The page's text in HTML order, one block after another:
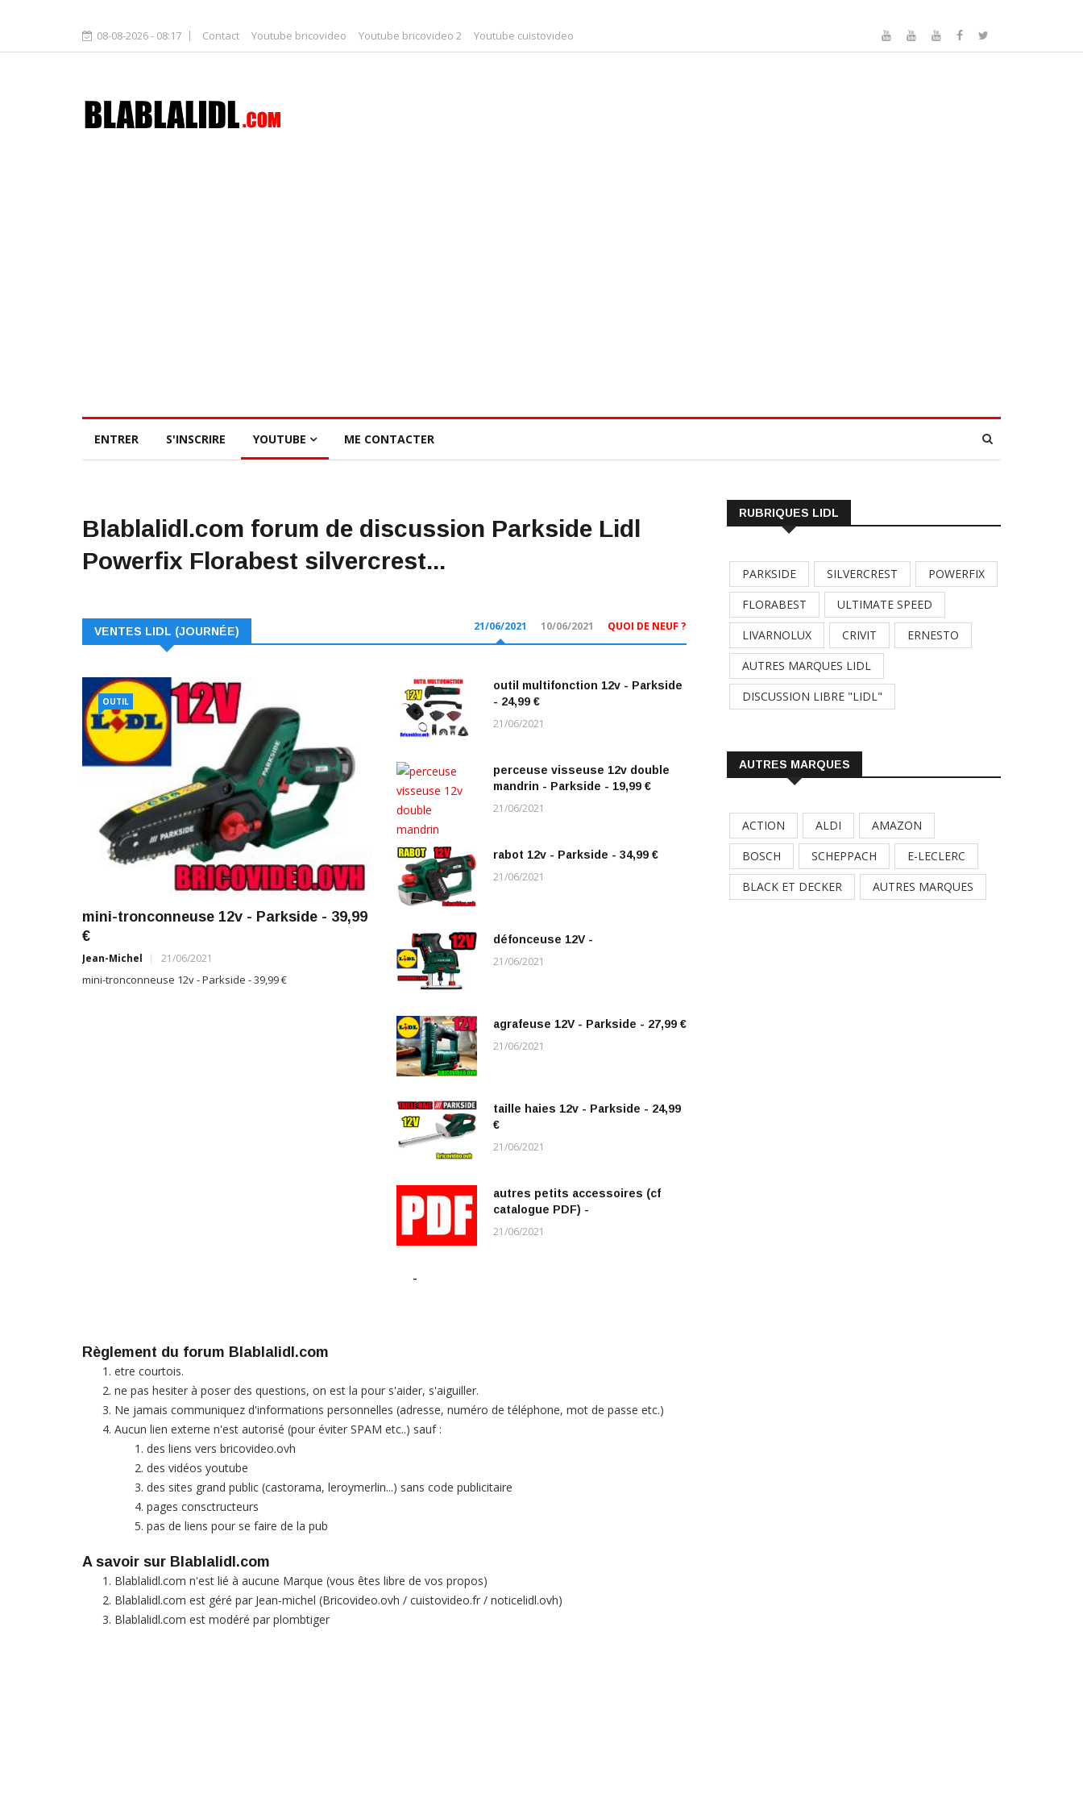
08-08-2026 - 08:17 Contact Youtube bricovideo Youtube bricovideo 2 Youtube cuistovideo
ENTRER S'INSCRIRE YOUTUBE ME CONTACTER
Blablalidl.com forum de discussion Parkside Lidl
Powerfix Florabest silvercrest...
VENTES LIDL (JOURNÉE) 21/06/2021 10/06/2021 QUOI DE NEUF ?
OUTIL
mini-tronconneuse 12v - Parkside - 39,99
€
Jean-Michel 21/06/2021
mini-tronconneuse 12v - Parkside - 39,99 €
outil multifonction 12v - Parkside
- 24,99 €
21/06/2021
perceuse visseuse 12v double
mandrin - Parkside - 19,99 €
21/06/2021
rabot 12v - Parkside - 34,99 €
21/06/2021
défonceuse 12V -
21/06/2021
agrafeuse 12V - Parkside - 27,99 €
21/06/2021
taille haies 12v - Parkside - 24,99
€
21/06/2021
autres petits accessoires (cf
catalogue PDF) -
21/06/2021
-
Règlement du forum Blablalidl.com
etre courtois.
ne pas hesiter à poser des questions, on est la pour s'aider, s'aiguiller.
Ne jamais communiquez d'informations personnelles (adresse, numéro de téléphone, mot de passe etc.)
Aucun lien externe n'est autorisé (pour éviter SPAM etc..) sauf :
des liens vers bricovideo.ovh
des vidéos youtube
des sites grand public (castorama, leroymerlin...) sans code publicitaire
pages consctructeurs
pas de liens pour se faire de la pub
A savoir sur Blablalidl.com
Blablalidl.com n'est lié à aucune Marque (vous êtes libre de vos propos)
Blablalidl.com est géré par Jean-michel (Bricovideo.ovh / cuistovideo.fr / noticelidl.ovh)
Blablalidl.com est modéré par plombtiger
RUBRIQUES LIDL
PARKSIDE SILVERCREST
POWERFIX
FLORABEST
ULTIMATE SPEED
LIVARNOLUX
CRIVIT
ERNESTO
AUTRES MARQUES LIDL
DISCUSSION LIBRE "LIDL"
AUTRES MARQUES
ACTION ALDI
AMAZON
BOSCH
SCHEPPACH
E-LECLERC
BLACK ET DECKER
AUTRES MARQUES